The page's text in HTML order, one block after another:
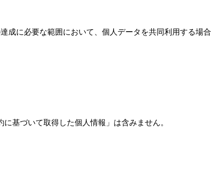
成に必要な範囲において、個人データを共同利用する場合
基づいて取得した個人情報」は含みません。